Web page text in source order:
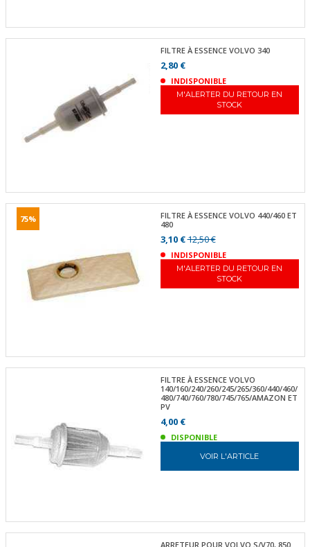
FILTRE À ESSENCE VOLVO 340
2,80 €
INDISPONIBLE
M'ALERTER DU RETOUR EN
STOCK
75%
FILTRE À ESSENCE VOLVO 440/460 ET
480
3,10 €12,50 €
INDISPONIBLE
M'ALERTER DU RETOUR EN
STOCK
FILTRE À ESSENCE VOLVO
140/160/240/260/245/265/360/440/460/
480/740/760/780/745/765/AMAZON ET
PV
4,00 €
DISPONIBLE
VOIR L'ARTICLE
ARRETEUR POUR VOLVO S/V70, 850